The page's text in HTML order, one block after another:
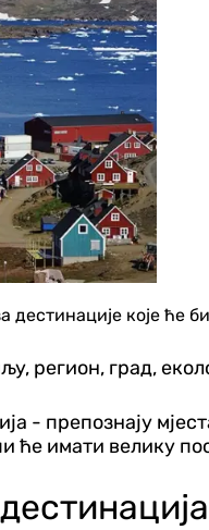
које ће
регион, град,
- препознају
ће имати велику